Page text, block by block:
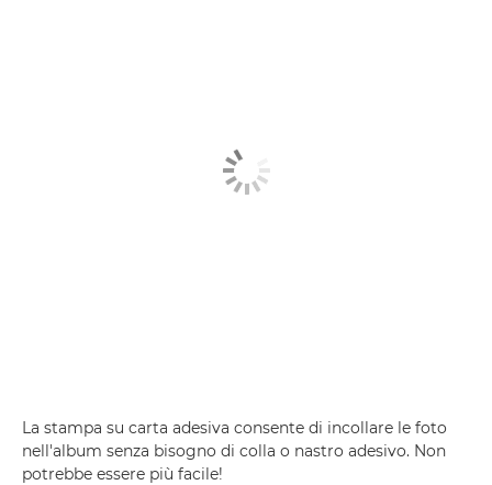
La stampa su carta adesiva consente di incollare le foto
nell'album senza bisogno di colla o nastro adesivo. Non
potrebbe essere più facile!